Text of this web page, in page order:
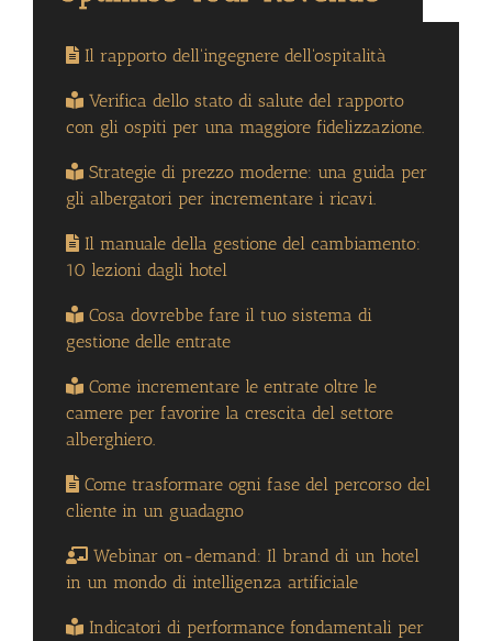
Il rapporto dell'ingegnere dell'ospitalità
Verifica dello stato di salute del rapporto
con gli ospiti per una maggiore fidelizzazione.
Strategie di prezzo moderne: una guida per
gli albergatori per incrementare i ricavi.
Il manuale della gestione del cambiamento:
10 lezioni dagli hotel
Cosa dovrebbe fare il tuo sistema di
gestione delle entrate
Come incrementare le entrate oltre le
camere per favorire la crescita del settore
alberghiero.
Come trasformare ogni fase del percorso del
cliente in un guadagno
Webinar on-demand: Il brand di un hotel
in un mondo di intelligenza artificiale
Indicatori di performance fondamentali per